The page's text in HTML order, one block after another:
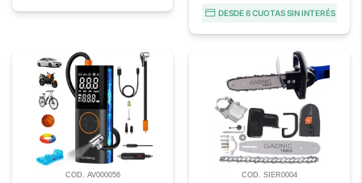
DESDE 6 CUOTAS SIN INTERÉS
COD. AV000056 COD. SIER0004